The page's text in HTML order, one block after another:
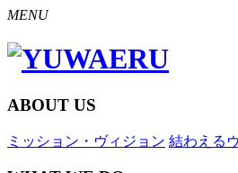
MENU
ABOUT US
ミッション・ヴィジョン 結わえる